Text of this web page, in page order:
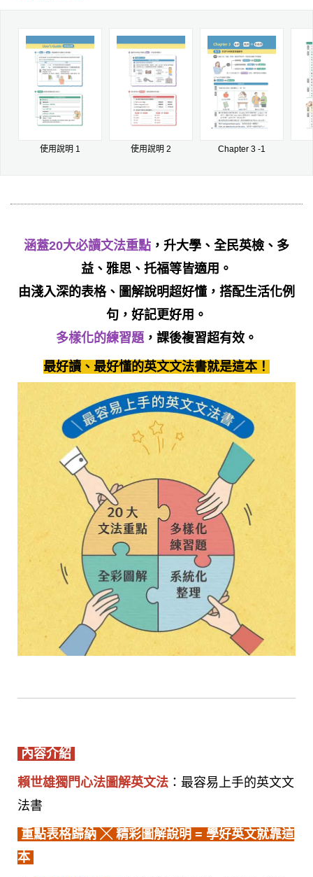
使用說明 1 使用說明 2 Chapter 3 -1
涵蓋20大必讀文法重點 ，升大學、全民英檢、多
益、雅思、托福等皆適用。
由淺入深的表格、圖解說明超好懂，搭配生活化例
句，好記更好用。
多樣化的練習題，課後複習超有效。
最好讀、最好懂的英文文法書就是這本！
內容介紹
賴世雄獨門心法圖解英文法 ：最容易上手的英文文
法書
重點表格歸納 ╳ 精彩圖解說明 = 學好英文就靠這
本